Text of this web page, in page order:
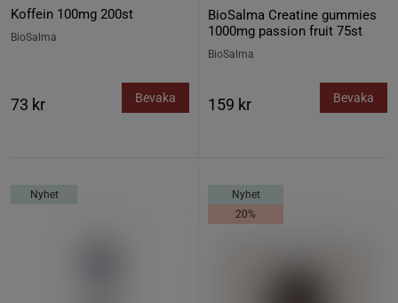
Koffein 100mg 200st
BioSalma
73 kr Bevaka
BioSalma Creatine gummies
1000mg passion fruit 75st
BioSalma
159 kr Bevaka
Nyhet
Nyhet
20%